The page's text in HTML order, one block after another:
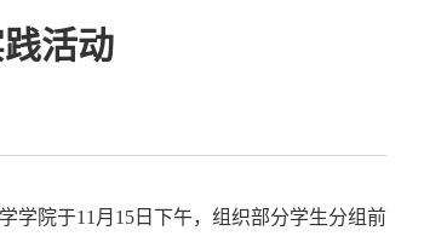
活动
学院于11月15日下午，组织部分学生分组前